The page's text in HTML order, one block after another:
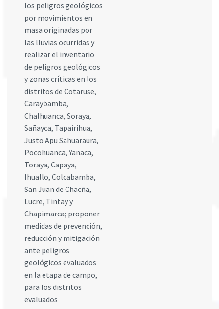
los peligros geológicos
por movimientos en
masa originadas por
las lluvias ocurridas y
realizar el inventario
de peligros geológicos
y zonas críticas en los
distritos de Cotaruse,
Caraybamba,
Chalhuanca, Soraya,
Sañayca, Tapairihua,
Justo Apu Sahuaraura,
Pocohuanca, Yanaca,
Toraya, Capaya,
Ihuallo, Colcabamba,
San Juan de Chacña,
Lucre, Tintay y
Chapimarca; proponer
medidas de prevención,
reducción y mitigación
ante peligros
geológicos evaluados
en la etapa de campo,
para los distritos
evaluados